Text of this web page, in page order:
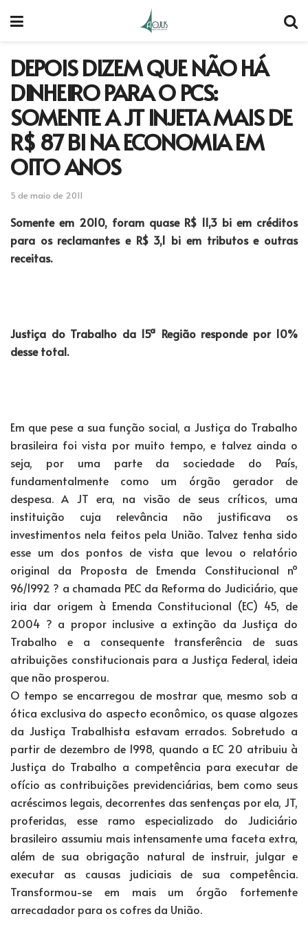
DEPOIS DIZEM QUE NÃO HÁ
DINHEIRO PARA O PCS:
SOMENTE A JT INJETA MAIS DE
R$ 87 BI NA ECONOMIA EM
OITO ANOS
5 de maio de 2011
Somente em 2010, foram quase R$ 11,3 bi em créditos
para os reclamantes e R$ 3,1 bi em tributos e outras
receitas.
Justiça do Trabalho da 15ª Região responde por 10%
desse total.
Em que pese a sua função social, a Justiça do Trabalho
brasileira foi vista por muito tempo, e talvez ainda o
seja, por uma parte da sociedade do País,
fundamentalmente como um órgão gerador de
despesa. A JT era, na visão de seus críticos, uma
instituição cuja relevância não justificava os
investimentos nela feitos pela União. Talvez tenha sido
esse um dos pontos de vista que levou o relatório
original da Proposta de Emenda Constitucional nº
96/1992 ? a chamada PEC da Reforma do Judiciário, que
iria dar origem à Emenda Constitucional (EC) 45, de
2004 ? a propor inclusive a extinção da Justiça do
Trabalho e a consequente transferência de suas
atribuições constitucionais para a Justiça Federal, ideia
que não prosperou.
O tempo se encarregou de mostrar que, mesmo sob a
ótica exclusiva do aspecto econômico, os quase algozes
da Justiça Trabalhista estavam errados. Sobretudo a
partir de dezembro de 1998, quando a EC 20 atribuiu à
Justiça do Trabalho a competência para executar de
ofício as contribuições previdenciárias, bem como seus
acréscimos legais, decorrentes das sentenças por ela, JT,
proferidas, esse ramo especializado do Judiciário
brasileiro assumiu mais intensamente uma faceta extra,
além de sua obrigação natural de instruir, julgar e
executar as causas judiciais de sua competência.
Transformou-se em mais um órgão fortemente
arrecadador para os cofres da União.